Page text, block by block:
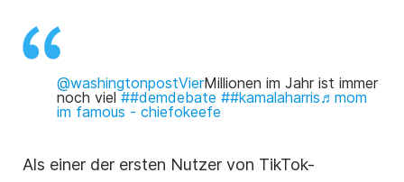
@washingtonpostVierMillionen im Jahr ist immer
noch viel##demdebate ##kamalaharris♬ mom
im famous - chiefokeefe
Als einer der ersten Nutzer von TikTok-